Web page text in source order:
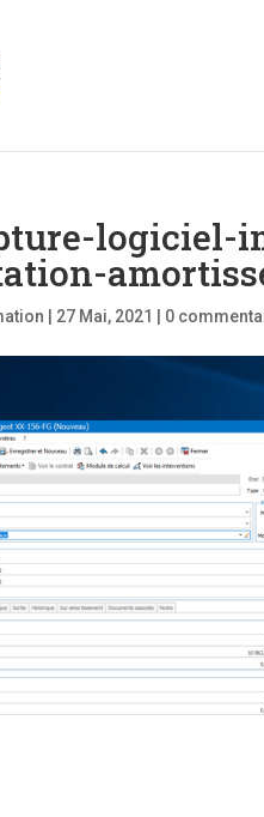
logiciel-
27 Mai, 2021 0